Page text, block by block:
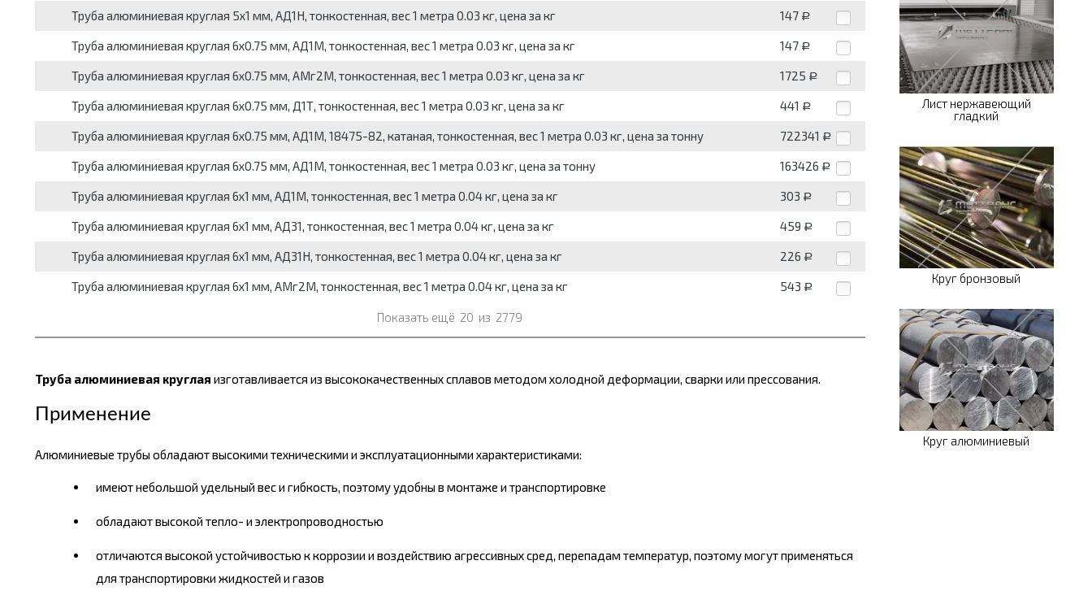
Труба алюминиевая круглая 5x1 мм, АД1Н, тонкостенная, вес 1 метра 0.03 кг, цена за кг 147 Р
Труба алюминиевая круглая 6x0.75 мм, АД1М, тонкостенная, вес 1 метра 0.03 кг, цена за кг 147 Р
Труба алюминиевая круглая 6x0.75 мм, АМг2М, тонкостенная, вес 1 метра 0.03 кг, цена за кг 1725 Р
Труба алюминиевая круглая 6x0.75 мм, Д1Т, тонкостенная, вес 1 метра 0.03 кг, цена за кг 441 Р
Труба алюминиевая круглая 6x0.75 мм, АД1М, 18475-82, катаная, тонкостенная, вес 1 метра 0.03 кг, цена за тонну 722341 Р
Труба алюминиевая круглая 6x0.75 мм, АД1М, тонкостенная, вес 1 метра 0.03 кг, цена за тонну 163426 Р
Труба алюминиевая круглая 6x1 мм, АД1М, тонкостенная, вес 1 метра 0.04 кг, цена за кг 303 Р
Труба алюминиевая круглая 6x1 мм, АД31, тонкостенная, вес 1 метра 0.04 кг, цена за кг 459 Р
Труба алюминиевая круглая 6x1 мм, АД31Н, тонкостенная, вес 1 метра 0.04 кг, цена за кг 226 Р
Труба алюминиевая круглая 6x1 мм, АМг2М, тонкостенная, вес 1 метра 0.04 кг, цена за кг 543 Р
Показать ещё 20 из 2779
Труба алюминиевая круглая изготавливается из высококачественных сплавов методом холодной деформации, сварки или прессования.
Применение
Алюминиевые трубы обладают высокими техническими и эксплуатационными характеристиками:
имеют небольшой удельный вес и гибкость, поэтому удобны в монтаже и транспортировке
обладают высокой тепло- и электропроводностью
отличаются высокой устойчивостью к коррозии и воздействию агрессивных сред, перепадам температур, поэтому могут применяться
для транспортировки жидкостей и газов
Лист нержавеющий
гладкий
Круг бронзовый
Круг алюминиевый